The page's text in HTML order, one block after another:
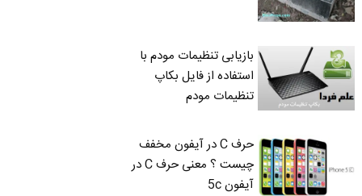
بازیابی تنظیمات مودم با
استفاده از فایل بکاپ
تنظیمات مودم
حرف C در آیفون مخفف
چیست ؟ معنی حرف C در
آیفون 5c